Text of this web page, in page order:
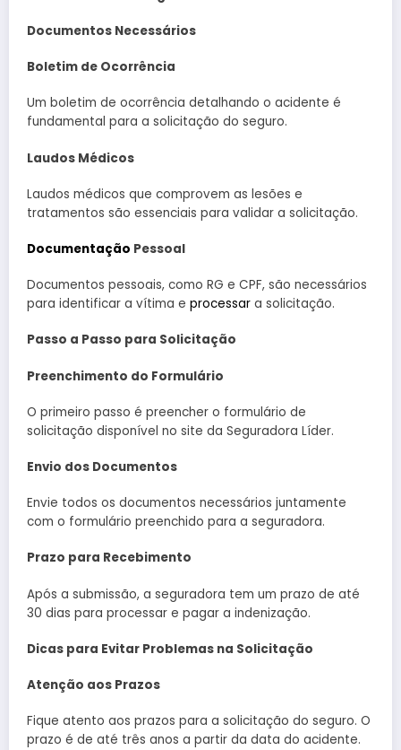
Documentos Necessários
Boletim de Ocorrência
Um boletim de ocorrência detalhando o acidente é
fundamental para a solicitação do seguro.
Laudos Médicos
Laudos médicos que comprovem as lesões e
tratamentos são essenciais para validar a solicitação.
Documentação Pessoal
Documentos pessoais, como RG e CPF, são necessários
para identificar a vítima e processar a solicitação.
Passo a Passo para Solicitação
Preenchimento do Formulário
O primeiro passo é preencher o formulário de
solicitação disponível no site da Seguradora Líder.
Envio dos Documentos
Envie todos os documentos necessários juntamente
com o formulário preenchido para a seguradora.
Prazo para Recebimento
Após a submissão, a seguradora tem um prazo de até
30 dias para processar e pagar a indenização.
Dicas para Evitar Problemas na Solicitação
Atenção aos Prazos
Fique atento aos prazos para a solicitação do seguro. O
prazo é de até três anos a partir da data do acidente.